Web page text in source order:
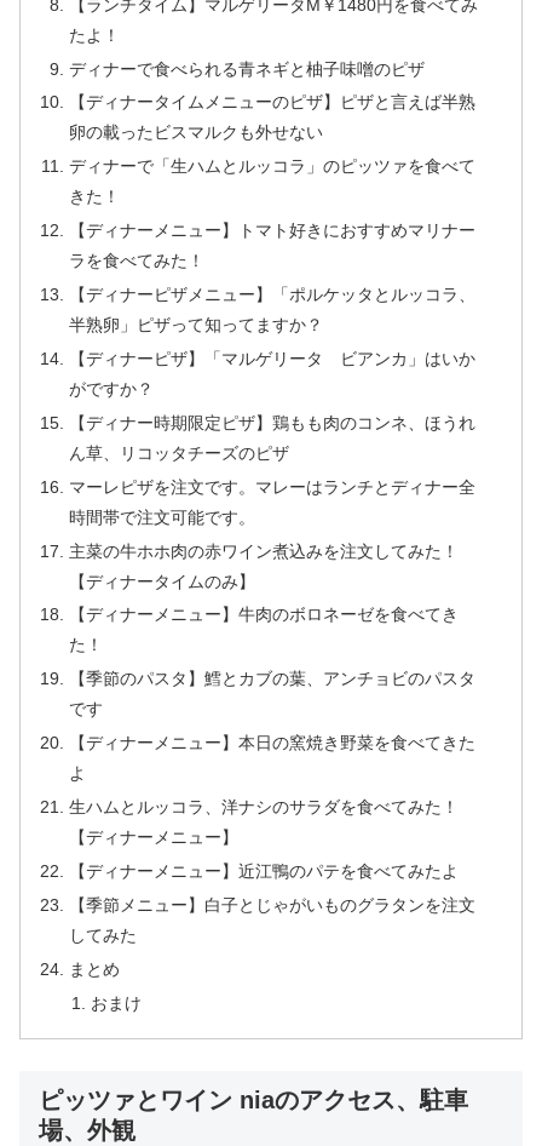
【ランチタイム】マルゲリータM￥1480円を食べてみ
たよ！
ディナーで食べられる青ネギと柚子味噌のピザ
【ディナータイムメニューのピザ】ピザと言えば半熟
卵の載ったビスマルクも外せない
ディナーで「生ハムとルッコラ」のピッツァを食べて
きた！
【ディナーメニュー】トマト好きにおすすめマリナー
ラを食べてみた！
【ディナーピザメニュー】「ポルケッタとルッコラ、
半熟卵」ピザって知ってますか？
【ディナーピザ】「マルゲリータ ビアンカ」はいか
がですか？
【ディナー時期限定ピザ】鶏もも肉のコンネ、ほうれ
ん草、リコッタチーズのピザ
マーレピザを注文です。マレーはランチとディナー全
時間帯で注文可能です。
主菜の牛ホホ肉の赤ワイン煮込みを注文してみた！
【ディナータイムのみ】
【ディナーメニュー】牛肉のボロネーゼを食べてき
た！
【季節のパスタ】鱈とカブの葉、アンチョビのパスタ
です
【ディナーメニュー】本日の窯焼き野菜を食べてきた
よ
生ハムとルッコラ、洋ナシのサラダを食べてみた！
【ディナーメニュー】
【ディナーメニュー】近江鴨のパテを食べてみたよ
【季節メニュー】白子とじゃがいものグラタンを注文
してみた
まとめ
おまけ
ピッツァとワイン niaのアクセス、駐車
場、外観